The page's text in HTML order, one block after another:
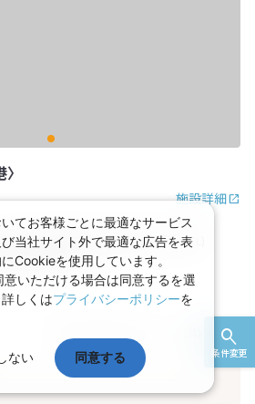
条件変更
施設詳細
高松空港到着後に無料送迎あり(要TEL)
港方面に約20分。
（讃）高 松
てお客様ごとに最適なサービス
当社サイト外で最適な広告を表
Cookieを使用しています。
いただける場合は同意するを選
しくはプライバシーポリシーを
ない 同意する